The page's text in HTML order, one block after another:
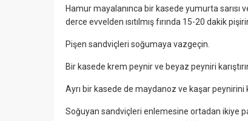
Hamur mayalanınca bir kasede yumurta sarısı
derce evvelden ısıtılmış fırında 15-20 dakik
Pişen sandviçleri soğumaya vazgeçin.
Bir kasede krem peynir ve beyaz peyniri
Ayrı bir kasede de maydanoz ve kaşar peynirini
Soğuyan sandviçleri enlemesine ortadan ikiye